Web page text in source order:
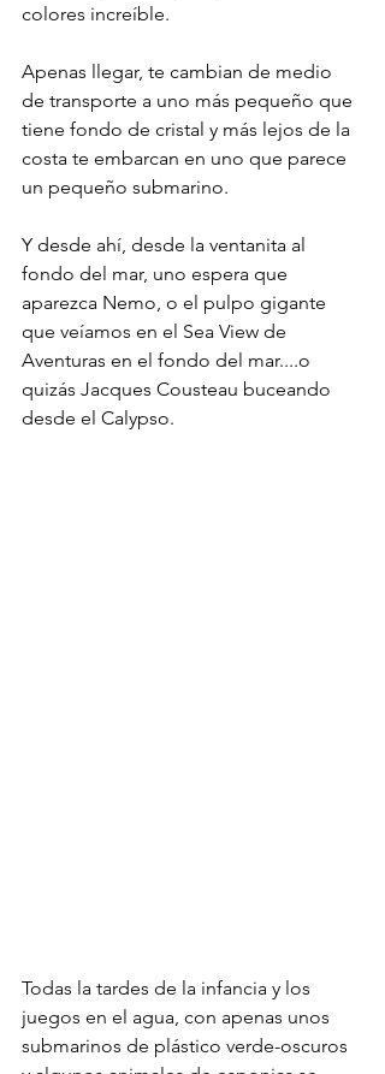
colores increíble.
Apenas llegar, te cambian de medio
de transporte a uno más pequeño que
tiene fondo de cristal y más lejos de la
costa te embarcan en uno que parece
un pequeño submarino.
Y desde ahí, desde la ventanita al
fondo del mar, uno espera que
aparezca Nemo, o el pulpo gigante
que veíamos en el Sea View de
Aventuras en el fondo del mar....o
quizás Jacques Cousteau buceando
desde el Calypso.
Todas la tardes de la infancia y los
juegos en el agua, con apenas unos
submarinos de plástico verde-oscuros